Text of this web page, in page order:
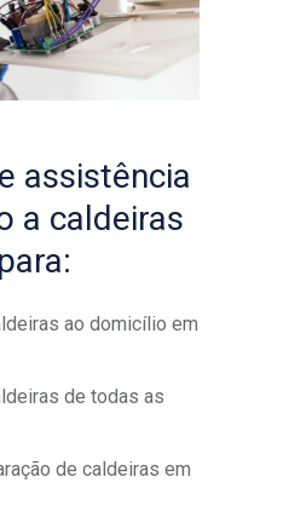
assistência
a caldeiras
ao domicílio em
de todas as
de caldeiras em